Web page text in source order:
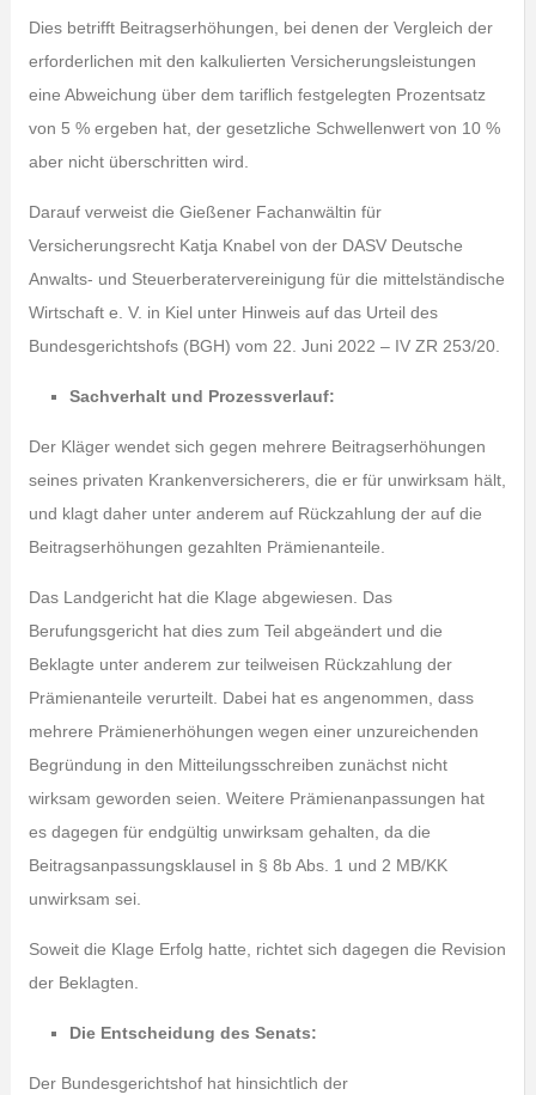
Dies betrifft Beitragserhöhungen, bei denen der Vergleich der
erforderlichen mit den kalkulierten Versicherungsleistungen
eine Abweichung über dem tariflich festgelegten Prozentsatz
von 5 % ergeben hat, der gesetzliche Schwellenwert von 10 %
aber nicht überschritten wird.
Darauf verweist die Gießener Fachanwältin für
Versicherungsrecht Katja Knabel von der DASV Deutsche
Anwalts- und Steuerberatervereinigung für die mittelständische
Wirtschaft e. V. in Kiel unter Hinweis auf das Urteil des
Bundesgerichtshofs (BGH) vom 22. Juni 2022 – IV ZR 253/20.
Sachverhalt und Prozessverlauf:
Der Kläger wendet sich gegen mehrere Beitragserhöhungen
seines privaten Krankenversicherers, die er für unwirksam hält,
und klagt daher unter anderem auf Rückzahlung der auf die
Beitragserhöhungen gezahlten Prämienanteile.
Das Landgericht hat die Klage abgewiesen. Das
Berufungsgericht hat dies zum Teil abgeändert und die
Beklagte unter anderem zur teilweisen Rückzahlung der
Prämienanteile verurteilt. Dabei hat es angenommen, dass
mehrere Prämienerhöhungen wegen einer unzureichenden
Begründung in den Mitteilungsschreiben zunächst nicht
wirksam geworden seien. Weitere Prämienanpassungen hat
es dagegen für endgültig unwirksam gehalten, da die
Beitragsanpassungsklausel in § 8b Abs. 1 und 2 MB/KK
unwirksam sei.
Soweit die Klage Erfolg hatte, richtet sich dagegen die Revision
der Beklagten.
Die Entscheidung des Senats:
Der Bundesgerichtshof hat hinsichtlich der